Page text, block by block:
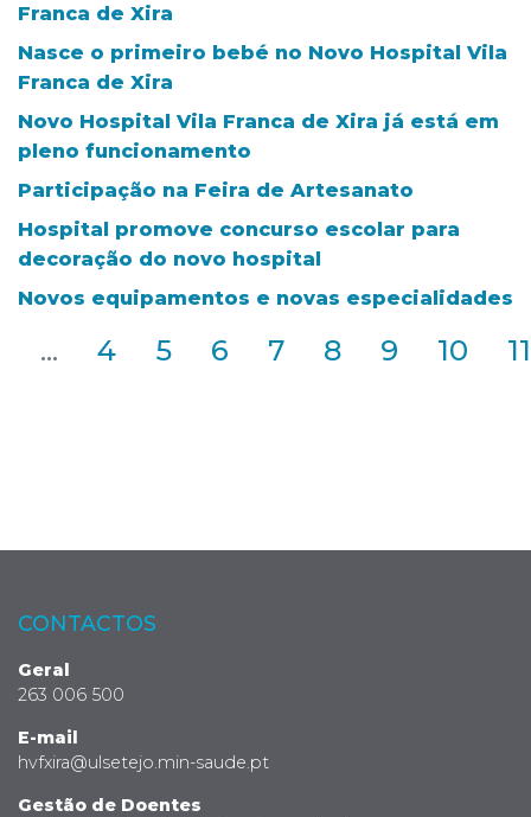
Franca de Xira
Nasce o primeiro bebé no Novo Hospital Vila
Franca de Xira
Novo Hospital Vila Franca de Xira já está em
pleno funcionamento
Participação na Feira de Artesanato
Hospital promove concurso escolar para
decoração do novo hospital
Novos equipamentos e novas especialidades
... 4 5 6 7 8 9 10 11
CONTACTOS
Geral
263 006 500
E-mail
hvfxira@ulsetejo.min-saude.pt
Gestão de Doentes